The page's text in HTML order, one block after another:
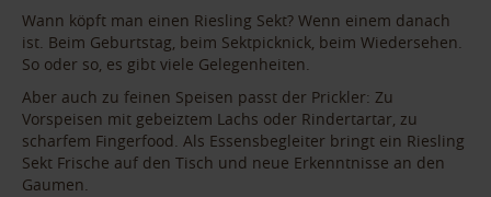
Wann köpft man einen Riesling Sekt? Wenn einem danach
ist. Beim Geburtstag, beim Sektpicknick, beim Wiedersehen.
So oder so, es gibt viele Gelegenheiten.
Aber auch zu feinen Speisen passt der Prickler: Zu
Vorspeisen mit gebeiztem Lachs oder Rindertartar, zu
scharfem Fingerfood. Als Essensbegleiter bringt ein Riesling
Sekt Frische auf den Tisch und neue Erkenntnisse an den
Gaumen.